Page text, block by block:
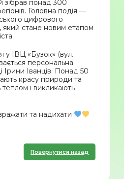
зібрав понад 300
Головна подія —
цифрового
який стане новим етапом
у ІВЦ «Бузок» (вул.
персональна
Ірини Іванців. Понад 50
красу природи та
і викликають
та надихати
Повернутися назад